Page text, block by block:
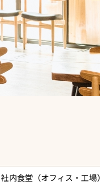
社内食堂（オフィス・工場）